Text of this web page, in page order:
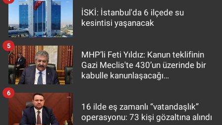
İSKİ: İstanbul'da 6 ilçede su
kesintisi yaşanacak
MHP’li Feti Yıldız: Kanun teklifinin
Gazi Meclis'te 430’un üzerinde bir
kabulle kanunlaşacağı
5
16 ilde eş zamanlı “vatandaşlık”
operasyonu: 73 kişi gözaltına alındı
6